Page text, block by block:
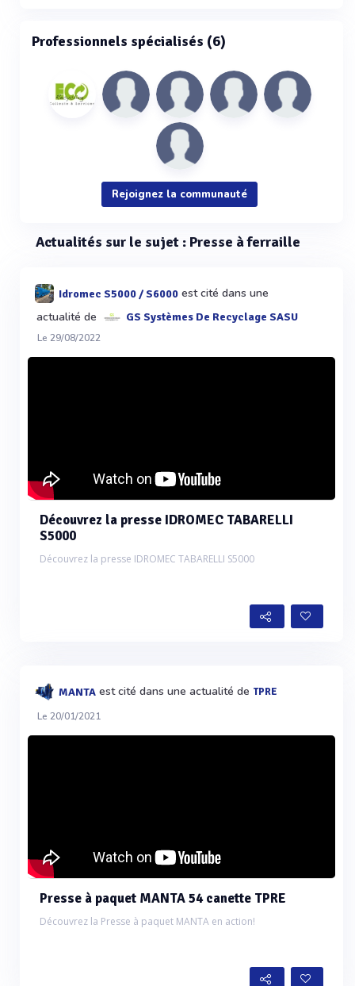
Professionnels spécialisés (6)
Rejoignez la communauté
Actualités sur le sujet : Presse à ferraille
Idromec S5000 / S6000 est cité dans une
actualité de
GS Systèmes De Recyclage SASU
Le 29/08/2022
Découvrez la presse IDROMEC TABARELLI
S5000
Découvrez la presse IDROMEC TABARELLI S5000
MANTA est cité dans une actualité de TPRE
Le 20/01/2021
Presse à paquet MANTA 54 canette TPRE
Découvrez la Presse à paquet MANTA en action!